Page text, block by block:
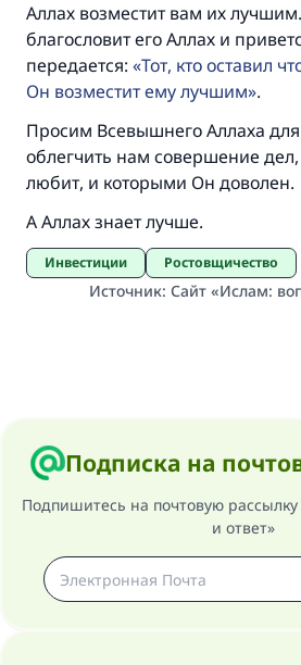
Аллах возместит вам их
благословит его Аллах и
передается: Тот, кто оставил
Он возместит ему лучшим .
Просим Всевышнего Аллаха
облегчить нам совершение
любит, и которыми Он доволен.
А Аллах знает лучше.
Инвестиции Ростовщичество
Источник: Сайт «Ислам:
Подписка на
Подпишитесь на почтовую
и ответ»